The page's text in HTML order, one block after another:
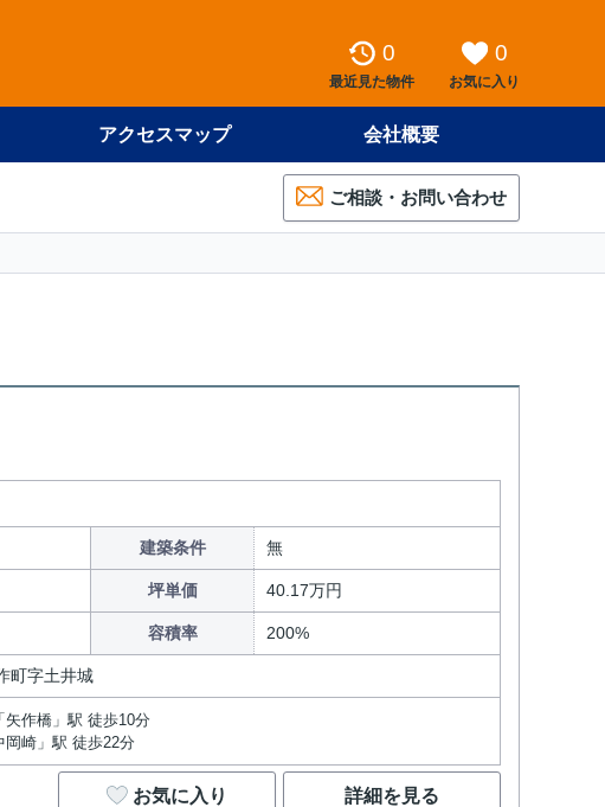
0
最近見た物件
0
お気に入り
アクセスマップ 会社概要
ご相談・お問い合わせ
建築条件 無
坪単価 40.17万円
容積率 200%
町字土井城
矢作橋」駅 徒歩10分
岡崎」駅 徒歩22分
お気に入り 詳細を見る